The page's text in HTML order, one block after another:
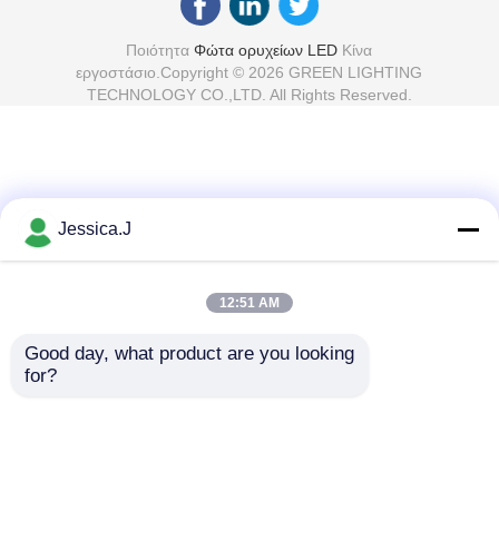
ΠοιότηταΦώτα ορυχείων LED Κίνα
εργοστάσιο.Copyright © 2026 GREEN LIGHTING
TECHNOLOGY CO.,LTD. All Rights Reserved.
Jessica.J
12:51 AM
Good day, what product are you looking
for?